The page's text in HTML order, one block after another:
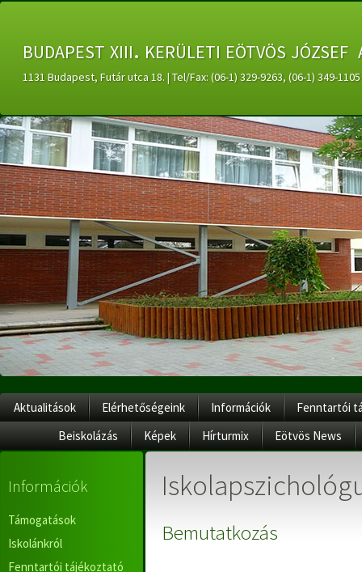
budapest xiii. kerületi eötvös
1131 Budapest, Futár utca 18. | Tel/Fax: (06-1) 329-9263, (06-1) 349-
Aktualitások Elérhetőségeink Információk
Fenntartói
Beiskolázás
Képek Hírturmix Eötvös News
Információk
Támogatások
Iskolánkról
Fenntartói tájékoztató
Bemutatkozás